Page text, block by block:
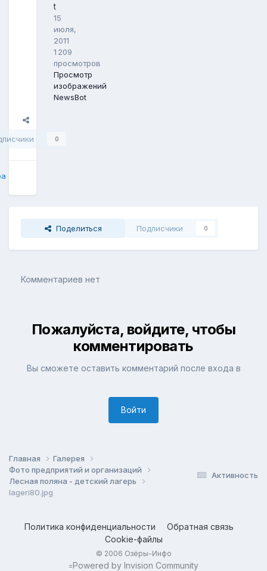
t
15
июля,
2011
1 209
просмотров
Просмотр
изображений
NewsBot
0
Поделиться Подписчики 0
Комментариев нет
Пожалуйста, войдите, чтобы
комментировать
Вы сможете оставить комментарий после входа в
Войти
Активность
Главная
Галерея
Фото предприятий и организаций
Лесная поляна - детский лагерь
lageri80.jpg
Политика конфиденциальности
Обратная связь
Cookie-файлы
© 2006 Озёры-Инфо
=Powered by Invision Community